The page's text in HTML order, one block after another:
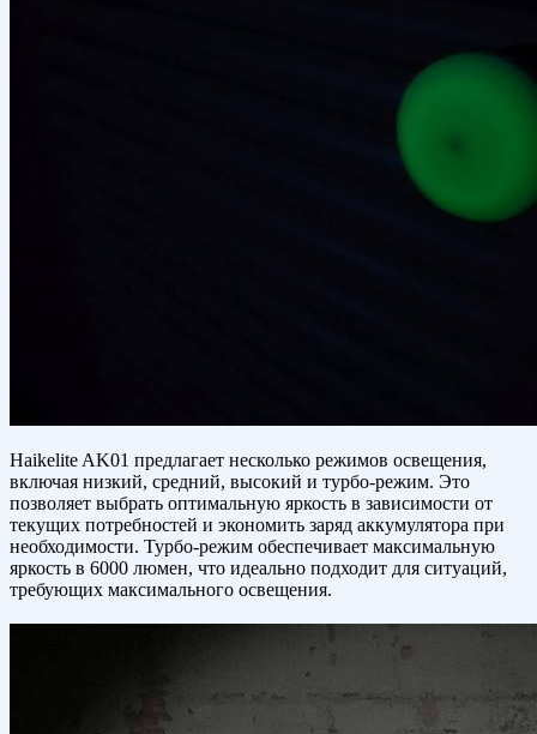
Haikelite AK01 предлагает несколько режимов освещения,
включая низкий, средний, высокий и турбо-режим. Это
позволяет выбрать оптимальную яркость в зависимости от
текущих потребностей и экономить заряд аккумулятора при
необходимости. Турбо-режим обеспечивает максимальную
яркость в 6000 люмен, что идеально подходит для ситуаций,
требующих максимального освещения.